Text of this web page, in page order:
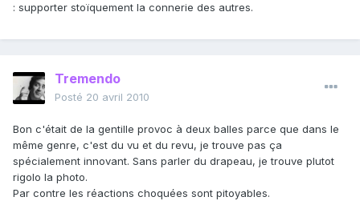
: supporter stoïquement la connerie des autres.
Tremendo
Posté 20 avril 2010
Bon c'était de la gentille provoc à deux balles parce que dans le
même genre, c'est du vu et du revu, je trouve pas ça
spécialement innovant. Sans parler du drapeau, je trouve plutot
rigolo la photo.
Par contre les réactions choquées sont pitoyables.